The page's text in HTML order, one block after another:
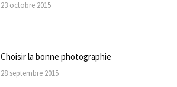
23 octobre 2015
Choisir la bonne photographie
28 septembre 2015